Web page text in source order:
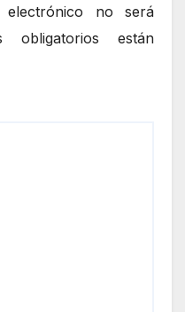
no será
obligatorios están